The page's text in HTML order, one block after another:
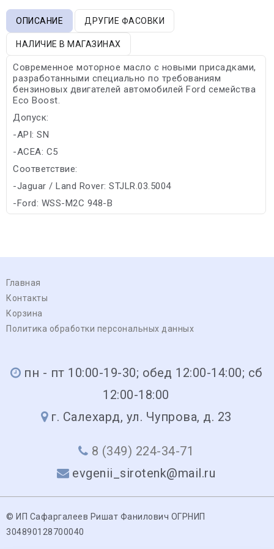
ОПИСАНИЕ ДРУГИЕ ФАСОВКИ
НАЛИЧИЕ В МАГАЗИНАХ
Современное моторное масло с новыми присадками,
разработанными специально по требованиям
бензиновых двигателей автомобилей Ford семейства
Eco Boost.
Допуск:
-API: SN
-ACEA: C5
Соответствие:
-Jaguar / Land Rover: STJLR.03.5004
-Ford: WSS-M2C 948-B
Главная
Контакты
Корзина
Политика обработки персональных данных
пн - пт 10:00-19-30; обед 12:00-14:00; сб
12:00-18:00
г. Салехард, ул. Чупрова, д. 23
8 (349) 224-34-71
evgenii_sirotenk@mail.ru
© ИП Сафаргалеев Ришат Фанилович ОГРНИП
304890128700040